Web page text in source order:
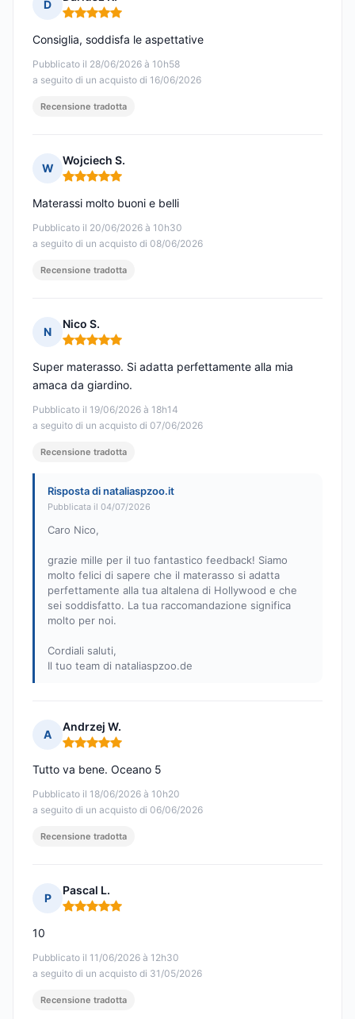
D
Nota: 5 su 5
Pubblicato il 28/06/2026 à 10h58
a seguito di un acquisto di 16/06/2026
Consiglia, soddisfa le aspettative
Recensione tradotta
W
Wojciech S.
Nota: 5 su 5
Pubblicato il 20/06/2026 à 10h30
a seguito di un acquisto di 08/06/2026
Materassi molto buoni e belli
Recensione tradotta
N
Nico S.
Nota: 5 su 5
Pubblicato il 19/06/2026 à 18h14
a seguito di un acquisto di 07/06/2026
Super materasso. Si adatta perfettamente alla mia
amaca da giardino.
Recensione tradotta
Risposta di nataliaspzoo.it
Pubblicata il 04/07/2026
Caro Nico,
grazie mille per il tuo fantastico feedback! Siamo
molto felici di sapere che il materasso si adatta
perfettamente alla tua altalena di Hollywood e che
sei soddisfatto. La tua raccomandazione significa
molto per noi.
Cordiali saluti,
Il tuo team di nataliaspzoo.de
A
Andrzej W.
Nota: 5 su 5
Pubblicato il 18/06/2026 à 10h20
a seguito di un acquisto di 06/06/2026
Tutto va bene. Oceano 5
Recensione tradotta
P
Pascal L.
Nota: 5 su 5
Pubblicato il 11/06/2026 à 12h30
a seguito di un acquisto di 31/05/2026
10
Recensione tradotta